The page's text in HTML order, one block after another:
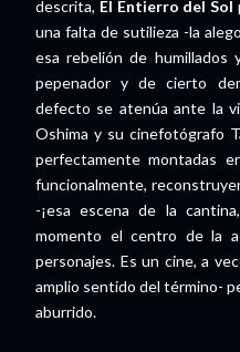
descrita, El Entierro del Sol
una falta de sutilieza -la
esa rebelión de
pepenador y de cierto
defecto se atenúa ante la
Oshima y su cinefotógrafo
perfectamente montadas
funcionalmente,
-¡esa escena de la
momento el centro de la
personajes. Es un cine, a
amplio sentido del término-
aburrido.